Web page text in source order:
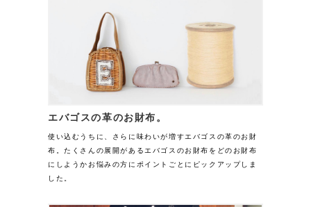
エバゴスの革のお財布。
使い込むうちに、さらに味わいが増すエバゴスの革のお財
布。たくさんの展開があるエバゴスのお財布をどのお財布
にしようかお悩みの方にポイントごとにピックアップしま
した。